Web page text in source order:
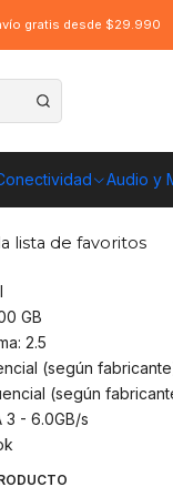
Audio y
gratis desde $29.990
Crucial
s)
A TODO CHILE
lista de favoritos
GB
2.5
(según
(según
3 - 6.0GB/s